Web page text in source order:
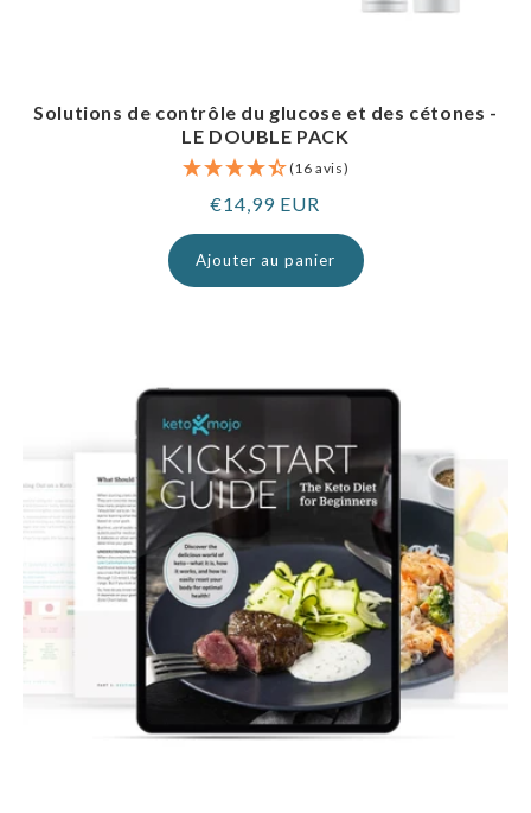
Solutions de contrôle du glucose et des cétones -
LE DOUBLE PACK
(16 avis)
Prix
normal
€14,99 EUR
Ajouter au panier